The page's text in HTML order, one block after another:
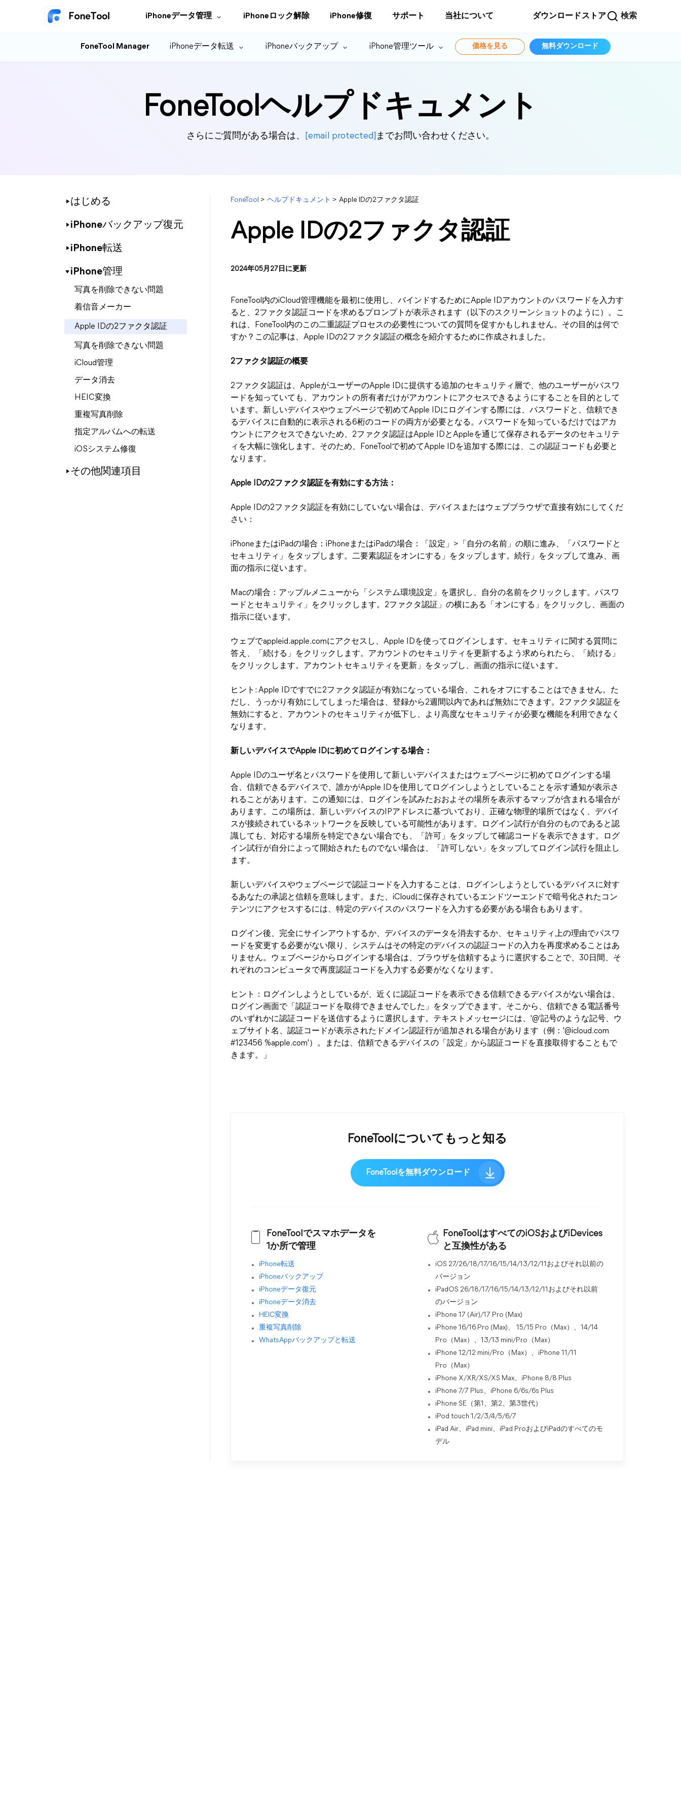
iPhoneデータ管理 iPhoneロック解除 iPhone修復 サポート 当社について ダウンロード ストア 検索
FoneTool Manager iPhoneデータ転送 iPhoneバックアップ iPhone管理ツール 価格を見る 無料ダウンロード
FoneToolヘルプドキュメント
さらにご質問がある場合は、 [email protected] までお問い合わせください。
はじめる
iPhoneバックアップ復元
iPhone転送
iPhone管理
写真を削除できない問題
着信音メーカー
Apple IDの2ファクタ認証
写真を削除できない問題
iCloud管理
データ消去
HEIC変換
重複写真削除
指定アルバムへの転送
iOSシステム修復
その他関連項目
FoneTool > ヘルプドキュメント > Apple IDの2ファクタ認証
Apple IDの2ファクタ認証
2024年05月27日に更新
FoneTool内のiCloud管理機能を最初に使用し、バインドするためにApple IDアカウントのパスワードを入力す
ると、2ファクタ認証コードを求めるプロンプトが表示されます（以下のスクリーンショットのように）。こ
れは、FoneTool内のこの二重認証プロセスの必要性についての質問を促すかもしれません。その目的は何で
すか？この記事は、Apple IDの2ファクタ認証の概念を紹介するために作成されました。
2ファクタ認証の概要
2ファクタ認証は、AppleがユーザーのApple IDに提供する追加のセキュリティ層で、他のユーザーがパスワ
ードを知っていても、アカウントの所有者だけがアカウントにアクセスできるようにすることを目的として
います。新しいデバイスやウェブページで初めてApple IDにログインする際には、パスワードと、信頼でき
るデバイスに自動的に表示される6桁のコードの両方が必要となる。パスワードを知っているだけではアカ
ウントにアクセスできないため、2ファクタ認証はApple IDとAppleを通じて保存されるデータのセキュリテ
ィを大幅に強化します。そのため、FoneToolで初めてApple IDを追加する際には、この認証コードも必要と
なります。
Apple IDの2ファクタ認証を有効にする方法：
Apple IDの2ファクタ認証を有効にしていない場合は、デバイスまたはウェブブラウザで直接有効にしてくだ
さい：
iPhoneまたはiPadの場合：iPhoneまたはiPadの場合：「設定」>「自分の名前」の順に進み、「パスワードと
セキュリティ」をタップします。二要素認証をオンにする」をタップします。続行」をタップして進み、画
面の指示に従います。
Macの場合：アップルメニューから「システム環境設定」を選択し、自分の名前をクリックします。パスワ
ードとセキュリティ」をクリックします。2ファクタ認証」の横にある「オンにする」をクリックし、画面の
指示に従います。
ウェブでappleid.apple.comにアクセスし、Apple IDを使ってログインします。セキュリティに関する質問に
答え、「続ける」をクリックします。アカウントのセキュリティを更新するよう求められたら、「続ける」
をクリックします。アカウントセキュリティを更新」をタップし、画面の指示に従います。
ヒント: Apple IDですでに2ファクタ認証が有効になっている場合、これをオフにすることはできません。た
だし、うっかり有効にしてしまった場合は、登録から2週間以内であれば無効にできます。2ファクタ認証を
無効にすると、アカウントのセキュリティが低下し、より高度なセキュリティが必要な機能を利用できなく
なります。
新しいデバイスでApple IDに初めてログインする場合：
Apple IDのユーザ名とパスワードを使用して新しいデバイスまたはウェブページに初めてログインする場
合、信頼できるデバイスで、誰かがApple IDを使用してログインしようとしていることを示す通知が表示さ
れることがあります。この通知には、ログインを試みたおおよその場所を表示するマップが含まれる場合が
あります。この場所は、新しいデバイスのIPアドレスに基づいており、正確な物理的場所ではなく、デバイ
スが接続されているネットワークを反映している可能性があります。ログイン試行が自分のものであると認
識しても、対応する場所を特定できない場合でも、「許可」をタップして確認コードを表示できます。ログ
イン試行が自分によって開始されたものでない場合は、「許可しない」をタップしてログイン試行を阻止し
ます。
新しいデバイスやウェブページで認証コードを入力することは、ログインしようとしているデバイスに対す
るあなたの承認と信頼を意味します。また、iCloudに保存されているエンドツーエンドで暗号化されたコン
テンツにアクセスするには、特定のデバイスのパスワードを入力する必要がある場合もあります。
ログイン後、完全にサインアウトするか、デバイスのデータを消去するか、セキュリティ上の理由でパスワ
ードを変更する必要がない限り、システムはその特定のデバイスの認証コードの入力を再度求めることはあ
りません。ウェブページからログインする場合は、ブラウザを信頼するように選択することで、30日間、そ
れぞれのコンピュータで再度認証コードを入力する必要がなくなります。
ヒント：ログインしようとしているが、近くに認証コードを表示できる信頼できるデバイスがない場合は、
ログイン画面で「認証コードを取得できませんでした」をタップできます。そこから、信頼できる電話番号
のいずれかに認証コードを送信するように選択します。テキストメッセージには、'@'記号のような記号、ウ
ェブサイト名、認証コードが表示されたドメイン認証行が追加される場合があります（例：'@icloud.com
#123456 %apple.com'）。または、信頼できるデバイスの「設定」から認証コードを直接取得することもで
きます。」
FoneToolについてもっと知る
FoneToolを無料ダウンロード
FoneToolでスマホデータを
1か所で管理
iPhone転送
iPhoneバックアップ
iPhoneデータ復元
iPhoneデータ消去
HEIC変換
重複写真削除
WhatsAppバックアップと転送
FoneToolはすべてのiOSおよびiDevices
と互換性がある
iOS 27/26/18/17/16/15/14/13/12/11およびそれ以前の
バージョン
iPadOS 26/18/17/16/15/14/13/12/11およびそれ以前
のバージョン
iPhone 17 (Air)/17 Pro (Max)
iPhone 16/16 Pro (Max)、 15/15 Pro（Max）、14/14
Pro（Max）、13/13 mini/Pro（Max）
iPhone 12/12 mini/Pro（Max）、iPhone 11/11
Pro（Max）
iPhone X/XR/XS/XS Max、iPhone 8/8 Plus
iPhone 7/7 Plus、iPhone 6/6s/6s Plus
iPhone SE（第1、第2、第3世代）
iPod touch 1/2/3/4/5/6/7
iPad Air、iPad mini、iPad ProおよびiPadのすべてのモ
デル